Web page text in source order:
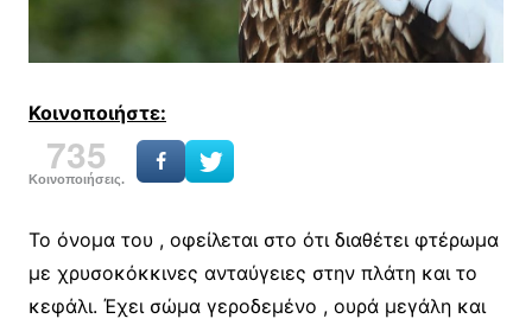
Κοινοποιήστε:
735
Κοινοποιήσεις.
Το όνομα του , οφείλεται στο ότι διαθέτει φτέρωμα
με χρυσοκόκκινες ανταύγειες στην πλάτη και το
κεφάλι. Έχει σώμα γεροδεμένο , ουρά μεγάλη και